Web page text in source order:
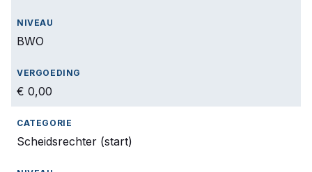
BWO
€ 0,00
Scheidsrechter (start)